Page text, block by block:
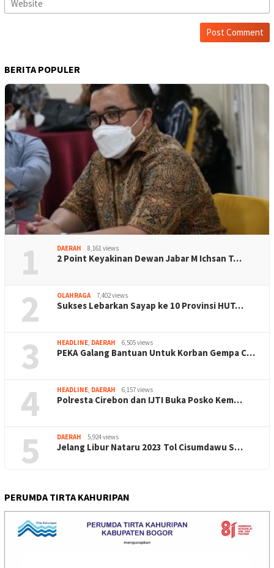
BERITA POPULER
1 DAERAH 8,161 views
2 Point Keyakinan Dewan Jabar M Ichsan T…
2 OLAHRAGA 7,402 views
Sukses Lebarkan Sayap ke 10 Provinsi HUT…
3 HEADLINE, DAERAH 6,505 views
PEKA Galang Bantuan Untuk Korban Gempa C…
4 HEADLINE, DAERAH 6,157 views
Polresta Cirebon dan IJTI Buka Posko Kem…
5 DAERAH 5,924 views
Jelang Libur Nataru 2023 Tol Cisumdawu S…
PERUMDA TIRTA KAHURIPAN